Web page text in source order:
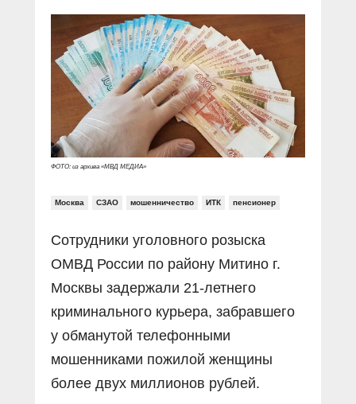
Документальные фильмы
В знании сила
Специальный репортаж
КиберПОСТОВОЙ
Газета «Щит и меч»
Журнал «Полиция России»
О ПОРТАЛЕ
Контакты
Вакансии
ФОТО: из архива «МВД МЕДИА»
Москва СЗАО мошенничество ИТК пенсионер
Сотрудники уголовного розыска
ОМВД России по району Митино г.
Москвы задержали 21-летнего
криминального курьера, забравшего
у обманутой телефонными
мошенниками пожилой женщины
более двух миллионов рублей.